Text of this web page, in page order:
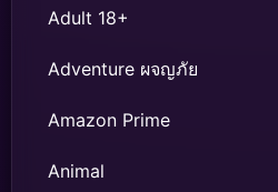
Adult 18+
Adventure ผจญภัย
Amazon Prime
Animal